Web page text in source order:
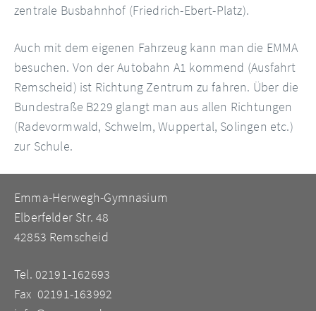
zentrale Busbahnhof (Friedrich-Ebert-Platz).
Auch mit dem eigenen Fahrzeug kann man die EMMA
besuchen. Von der Autobahn A1 kommend (Ausfahrt
Remscheid) ist Richtung Zentrum zu fahren. Über die
Bundestraße B229 glangt man aus allen Richtungen
(Radevormwald, Schwelm, Wuppertal, Solingen etc.)
zur Schule.
Emma-Herwegh-Gymnasium
Elberfelder Str. 48
42853 Remscheid
Tel. 02191-162693
Fax 02191-163992